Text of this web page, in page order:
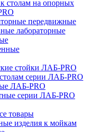
столам на опорных
передвижные
лабораторные
стойки ЛАБ-PRO
серии ЛАБ-PRO
ЛАБ-PRO
серии ЛАБ-PRO
товары
изделия к мойкам